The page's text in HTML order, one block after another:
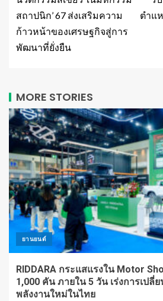
สถาปนิก’ 67 ส่งเสริมความ
ก้าวหน้าของเศรษฐกิจสู่การ
พัฒนาที่ยั่งยืน
ตำแ
MORE STORIES
ยานยนต์
RIDDARA กระแสแรงใน Motor
1,000 คัน ภายใน 5 วัน เร่งการเปลี่
พลังงานใหม่ในไทย